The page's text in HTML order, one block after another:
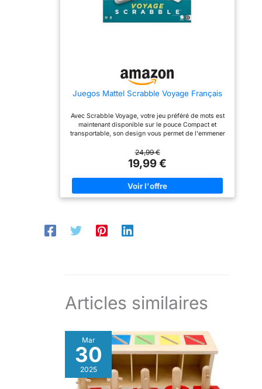
Objectif débutant, 30
cartes Objectif standard et
6 cartes Aide. Atteignez
Les cartes Objectif
comprennent 20 cartes
Objectif débutant, 30
Juegos Mattel Scrabble Voyage Français
Avec Scrabble Voyage, votre jeu préféré de mots est
maintenant disponible sur le pouce Compact et
transportable, son design vous permet de l'emmener
voulez Les pièces restent en place Contient un
plateau de jeu, 4 chevalets, 100 lettres, un sac et les
règles du jeu.
24,99 €
19,99 €
Articles similaires
Mar
30
2025